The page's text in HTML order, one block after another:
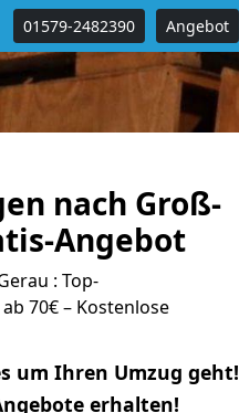
01579-2482390 Angebot
nach Groß-
Angebot
: Top-
70€ – Kostenlose
um Ihren Umzug geht!
erhalten!